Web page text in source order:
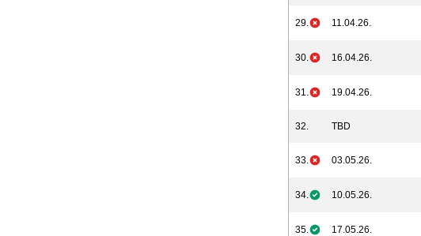
29. 11.04.26.
30. 16.04.26.
31. 19.04.26.
32. TBD
33. 03.05.26.
34. 10.05.26.
35. 17.05.26.